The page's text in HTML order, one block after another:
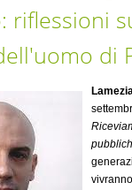
riflessioni
di